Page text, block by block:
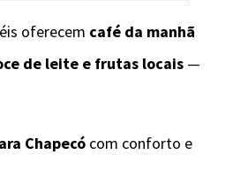
oferecem café da manhã
de leite e frutas locais —
Chapecó com conforto e